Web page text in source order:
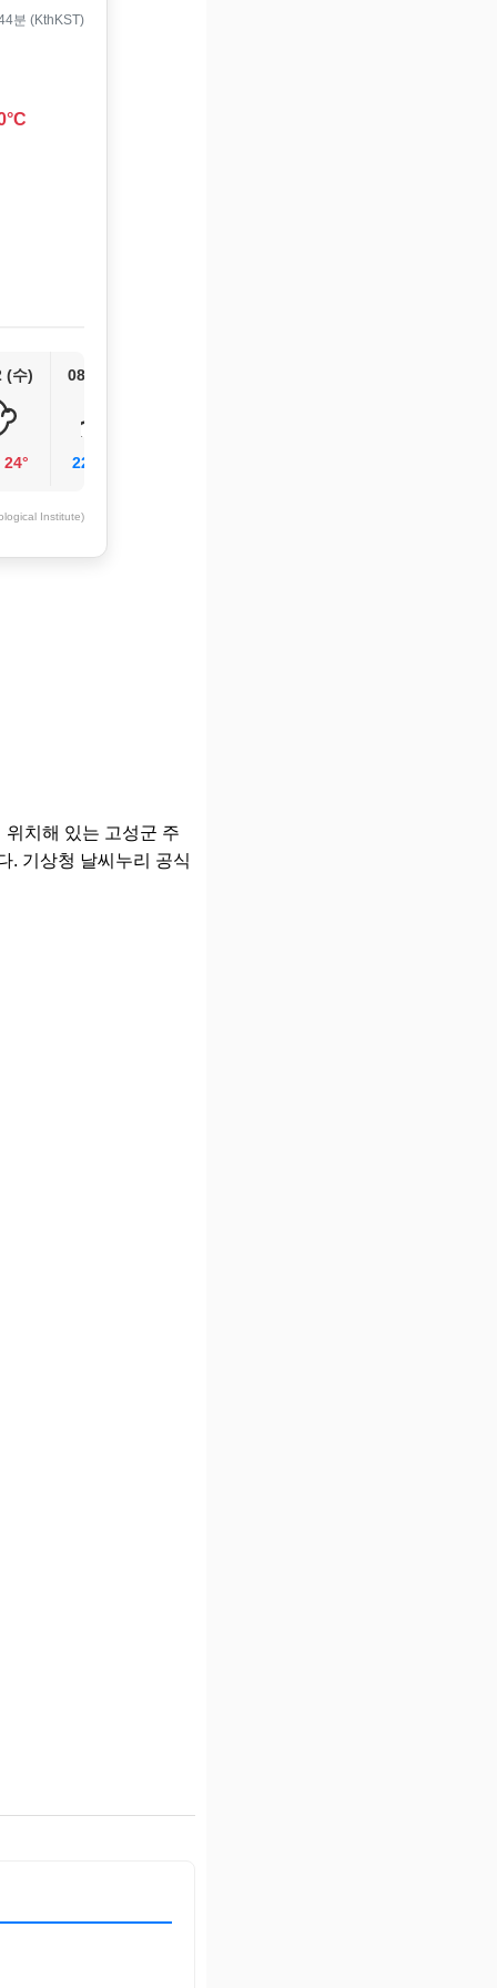
분 (KthKST)
(수)
24°
08/13 (목)
22°
Institute)
치해 있는 고성군 주
. 기상청 날씨누리 공식